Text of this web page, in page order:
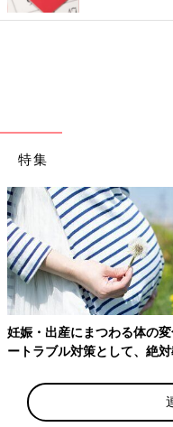
特集
妊娠・出産にまつわる体の
ートラブル対策として、絶